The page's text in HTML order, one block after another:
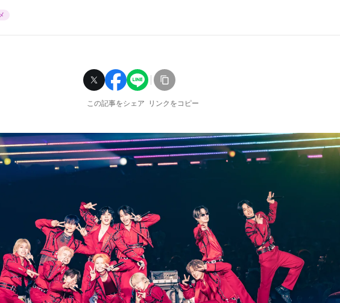
この記事をシェア リンクをコピー